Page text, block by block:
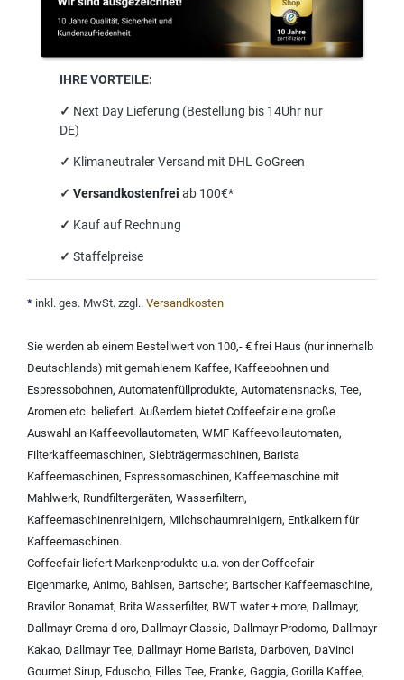
IHRE VORTEILE:
✓ Next Day Lieferung (Bestellung bis 14Uhr nur
DE)
✓ Klimaneutraler Versand mit DHL GoGreen
✓ Versandkostenfrei ab 100€*
✓ Kauf auf Rechnung
✓ Staffelpreise
* inkl. ges. MwSt. zzgl.. Versandkosten
Sie werden ab einem Bestellwert von 100,- € frei Haus (nur innerhalb
Deutschlands) mit gemahlenem Kaffee, Kaffeebohnen und
Espressobohnen, Automatenfüllprodukte, Automatensnacks, Tee,
Aromen etc. beliefert. Außerdem bietet Coffeefair eine große
Auswahl an Kaffeevollautomaten, WMF Kaffeevollautomaten,
Filterkaffeemaschinen, Siebträgermaschinen, Barista
Kaffeemaschinen, Espressomaschinen, Kaffeemaschine mit
Mahlwerk, Rundfiltergeräten, Wasserfiltern,
Kaffeemaschinenreinigern, Milchschaumreinigern, Entkalkern für
Kaffeemaschinen.
Coffeefair liefert Markenprodukte u.a. von derCoffeefair
Eigenmarke, Animo, Bahlsen, Bartscher, Bartscher Kaffeemaschine,
Bravilor Bonamat, Brita Wasserfilter, BWT water + more, Dallmayr,
Dallmayr Crema d oro, Dallmayr Classic, Dallmayr Prodomo, Dallmayr
Kakao, Dallmayr Tee, Dallmayr Home Barista, Darboven, DaVinci
Gourmet Sirup, Eduscho, Eilles Tee, Franke, Gaggia, Gorilla Kaffee,